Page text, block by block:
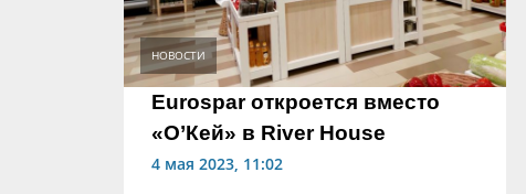
НОВОСТИ
Eurospar откроется вместо
«О’Кей» в River House
4 мая 2023, 11:02